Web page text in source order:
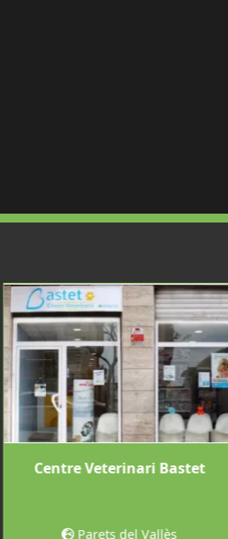
Centre Veterinari Bastet
Parets del Vallès